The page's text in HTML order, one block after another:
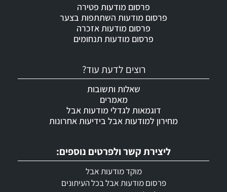
ליצירת קשר ולפרטים נוספים:
מוקד מודעות אבל
פרסום מודעות אבל בכל העיתונים
רוצים לדעת עוד?
שאלות ותשובות
מאמרים
דוגמאות לגדלי מודעות אבל
מחירון למודעות אבל בידיעות אחרונות
פרסום מודעות פטירה
פרסום מודעות השתתפות בצער
פרסום מודעות אזכרה
פרסום מודעות תנחומים